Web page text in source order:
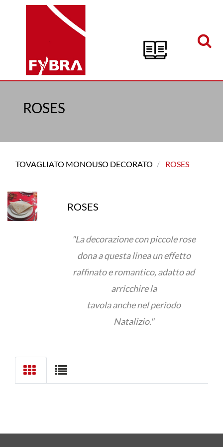
Open menu
ROSES
TOVAGLIATO MONOUSO DECORATO ROSES
ROSES
"La decorazione con piccole rose
dona a questa linea un effetto
raffinato e romantico, adatto ad
arricchire la
tavola anche nel periodo
Natalizio."